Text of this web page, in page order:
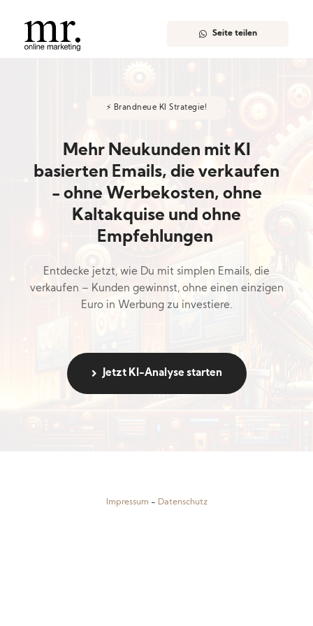
Seite teilen
⚡ Brandneue KI Strategie!
Mehr Neukunden mit KI
basierten Emails, die verkaufen
- ohne Werbekosten, ohne
Kaltakquise und ohne
Empfehlungen
Entdecke jetzt, wie Du mit simplen Emails, die
verkaufen – Kunden gewinnst, ohne einen einzigen
Euro in Werbung zu investiere.
Jetzt KI-Analyse starten
Impressum - Datenschutz